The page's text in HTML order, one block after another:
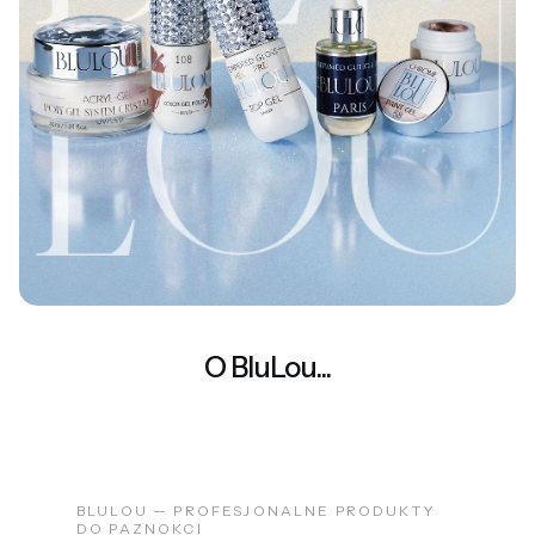
O BluLou...
BLULOU — PROFESJONALNE PRODUKTY
DO PAZNOKCI